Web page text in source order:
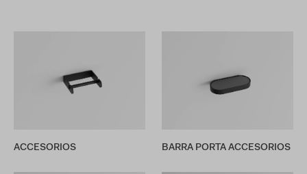
ACCESORIOS BARRA PORTA ACCESORIOS